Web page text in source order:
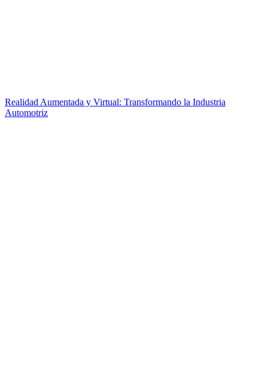
Realidad Aumentada y Virtual: Transformando la Industria
Automotriz